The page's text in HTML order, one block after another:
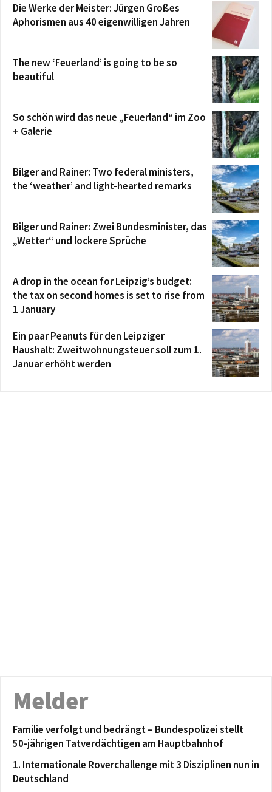
Die Werke der Meister: Jürgen Großes
Aphorismen aus 40 eigenwilligen Jahren
The new ‘Feuerland’ is going to be so
beautiful
So schön wird das neue „Feuerland“ im Zoo
+ Galerie
Bilger and Rainer: Two federal ministers,
the ‘weather’ and light-hearted remarks
Bilger und Rainer: Zwei Bundesminister, das
„Wetter“ und lockere Sprüche
A drop in the ocean for Leipzig’s budget:
the tax on second homes is set to rise from
1 January
Ein paar Peanuts für den Leipziger
Haushalt: Zweitwohnungsteuer soll zum 1.
Januar erhöht werden
Melder
Familie verfolgt und bedrängt – Bundespolizei stellt
50-jährigen Tatverdächtigen am Hauptbahnhof
1. Internationale Roverchallenge mit 3 Disziplinen nun in
Deutschland